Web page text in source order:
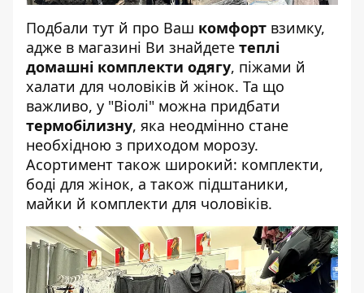
Подбали тут й про Ваш комфорт взимку,
адже в магазині Ви знайдете теплі
домашні комплекти одягу, піжами й
халати для чоловіків й жінок. Та що
важливо, у "Віолі" можна придбати
термобілизну, яка неодмінно стане
необхідною з приходом морозу.
Асортимент також широкий: комплекти,
боді для жінок, а також підштаники,
майки й комплекти для чоловіків.